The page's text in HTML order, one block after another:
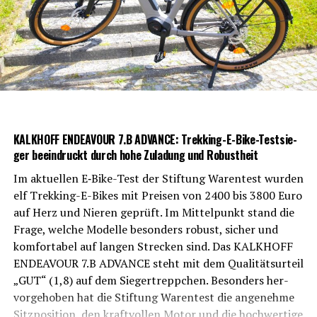
Der war­tungs­ar­me Rie­men­an­trieb garan­tiert vie­le sor­
gen­freie und kom­for­ta­ble Kilo­me­ter. Kei­ne Ket­te bedeu­
tet weni­ger War­tung und mehr Fahrspaß.
KOGA Evia
Opti­ma­ler Fahr­kom­fort mit KOGA
KALKHOFF ENDEAVOUR 7.B ADVANCE: Trek­king-E-Bike-Test­sie­
ger beein­druckt durch hohe Zula­dung und Robustheit
Im aktu­el­len E‑Bike-Test der Stif­tung Waren­test wur­den
elf Trek­king-E-Bikes mit Prei­sen von 2400 bis 3800 Euro
auf Herz und Nie­ren geprüft. Im Mit­tel­punkt stand die
Fra­ge, wel­che Model­le beson­ders robust, sicher und
kom­for­ta­bel auf lan­gen Stre­cken sind. Das KALKHOFF
ENDEAVOUR 7.B ADVANCE steht mit dem Qua­li­täts­ur­teil
„GUT“ (1,8) auf dem Sie­ger­trepp­chen. Beson­ders her­
vor­ge­ho­ben hat die Stif­tung Waren­test die ange­neh­me